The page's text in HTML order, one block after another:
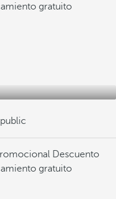
gratuito
Descuento
gratuito